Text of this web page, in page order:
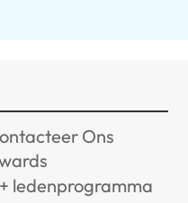
Ons
ledenprogramma